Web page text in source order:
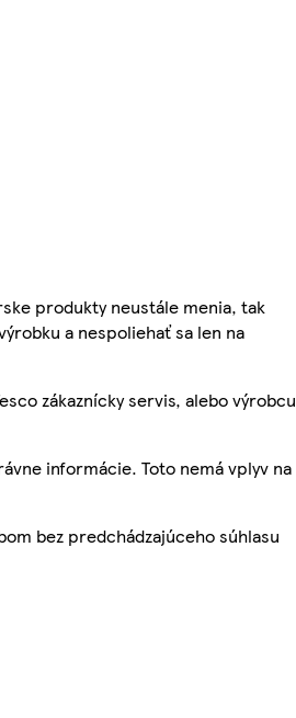
produkty neustále menia, tak
a nespoliehať sa len na
zákaznícky servis, alebo výrobcu
informácie. Toto nemá vplyv na
bez predchádzajúceho súhlasu